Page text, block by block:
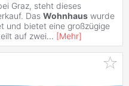
Graz, steht dieses
Das Wohnhaus wurde
und bietet eine großzügige
auf zwei... [Mehr]